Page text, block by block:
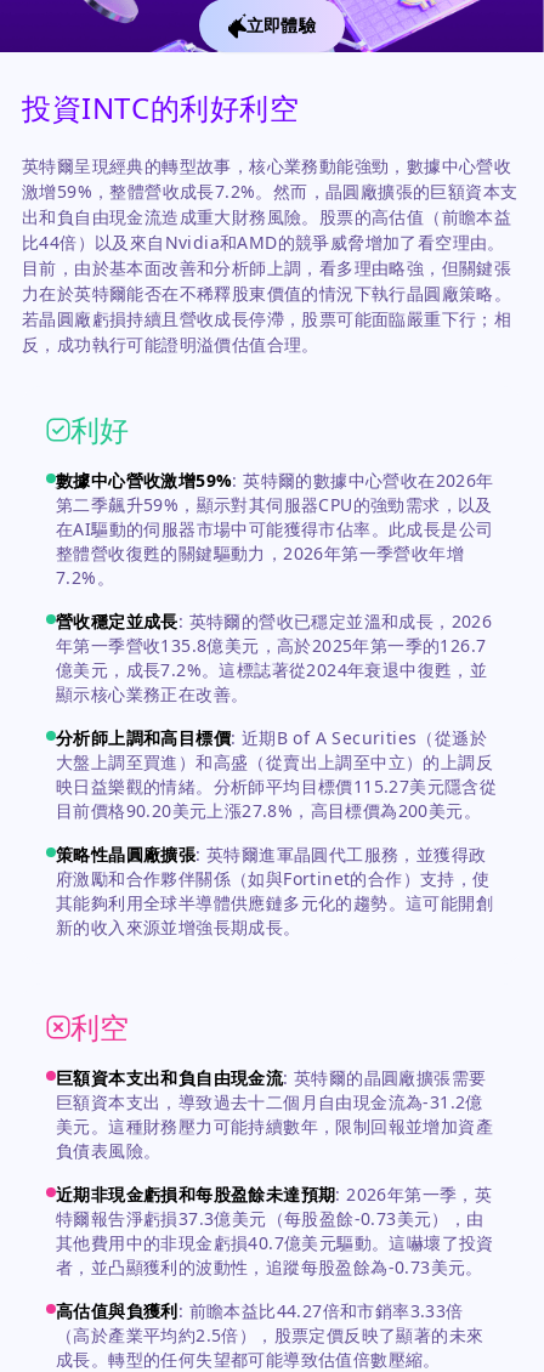
立即體驗
投資INTC的利好利空
英特爾呈現經典的轉型故事，核心業務動能強勁，數據中心營收
激增59%，整體營收成長7.2%。然而，晶圓廠擴張的巨額資本支
出和負自由現金流造成重大財務風險。股票的高估值（前瞻本益
比44倍）以及來自Nvidia和AMD的競爭威脅增加了看空理由。
目前，由於基本面改善和分析師上調，看多理由略強，但關鍵張
力在於英特爾能否在不稀釋股東價值的情況下執行晶圓廠策略。
若晶圓廠虧損持續且營收成長停滯，股票可能面臨嚴重下行；相
反，成功執行可能證明溢價估值合理。
利好
數據中心營收激增59%:英特爾的數據中心營收在2026年
第二季飆升59%，顯示對其伺服器CPU的強勁需求，以及
在AI驅動的伺服器市場中可能獲得市佔率。此成長是公司
整體營收復甦的關鍵驅動力，2026年第一季營收年增
7.2%。
營收穩定並成長: 英特爾的營收已穩定並溫和成長，2026
年第一季營收135.8億美元，高於2025年第一季的126.7
億美元，成長7.2%。這標誌著從2024年衰退中復甦，並
顯示核心業務正在改善。
分析師上調和高目標價: 近期B of A Securities（從遜於
大盤上調至買進）和高盛（從賣出上調至中立）的上調反
映日益樂觀的情緒。分析師平均目標價115.27美元隱含從
目前價格90.20美元上漲27.8%，高目標價為200美元。
策略性晶圓廠擴張:英特爾進軍晶圓代工服務，並獲得政
府激勵和合作夥伴關係（如與Fortinet的合作）支持，使
其能夠利用全球半導體供應鏈多元化的趨勢。這可能開創
新的收入來源並增強長期成長。
利空
巨額資本支出和負自由現金流:英特爾的晶圓廠擴張需要
巨額資本支出，導致過去十二個月自由現金流為-31.2億
美元。這種財務壓力可能持續數年，限制回報並增加資產
負債表風險。
近期非現金虧損和每股盈餘未達預期:2026年第一季，英
特爾報告淨虧損37.3億美元（每股盈餘-0.73美元），由
其他費用中的非現金虧損40.7億美元驅動。這嚇壞了投資
者，並凸顯獲利的波動性，追蹤每股盈餘為-0.73美元。
高估值與負獲利: 前瞻本益比44.27倍和市銷率3.33倍
（高於產業平均約2.5倍），股票定價反映了顯著的未來
成長。轉型的任何失望都可能導致估值倍數壓縮。